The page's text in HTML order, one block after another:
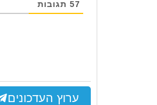
57 תגובות
ערוץ העדכונים